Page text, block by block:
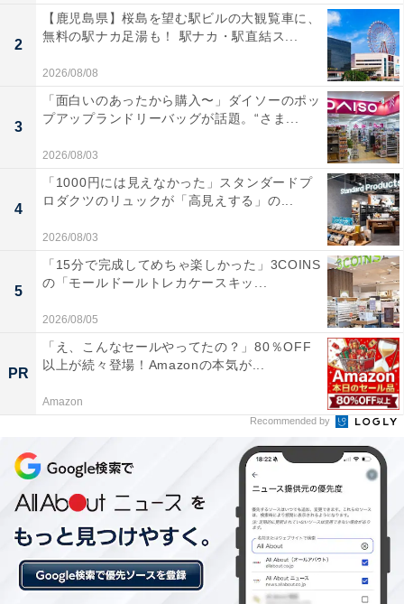
2
【鹿児島県】桜島を望む駅ビルの大観覧車に、
無料の駅ナカ足湯も！ 駅ナカ・駅直結ス...
2026/08/08
3
「面白いのあったから購入〜」ダイソーのポッ
プアップランドリーバッグが話題。“さま...
2026/08/03
4
「1000円には見えなかった」スタンダードプ
ロダクツのリュックが「高見えする」の...
2026/08/03
5
「15分で完成してめちゃ楽しかった」3COINS
の「モールドールトレカケースキッ...
2026/08/05
PR
「え、こんなセールやってたの？」80％OFF
以上が続々登場！Amazonの本気が...
Amazon
Recommended by